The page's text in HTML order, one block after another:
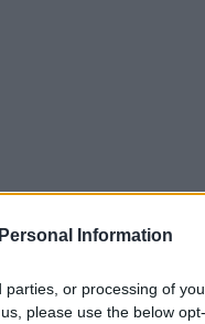
Information
or processing of
please use the below
attendere l’esito
le cause della morte.